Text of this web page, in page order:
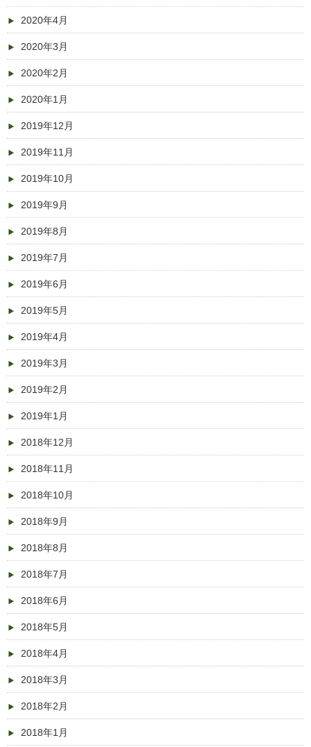
2020年4月
2020年3月
2020年2月
2020年1月
2019年12月
2019年11月
2019年10月
2019年9月
2019年8月
2019年7月
2019年6月
2019年5月
2019年4月
2019年3月
2019年2月
2019年1月
2018年12月
2018年11月
2018年10月
2018年9月
2018年8月
2018年7月
2018年6月
2018年5月
2018年4月
2018年3月
2018年2月
2018年1月